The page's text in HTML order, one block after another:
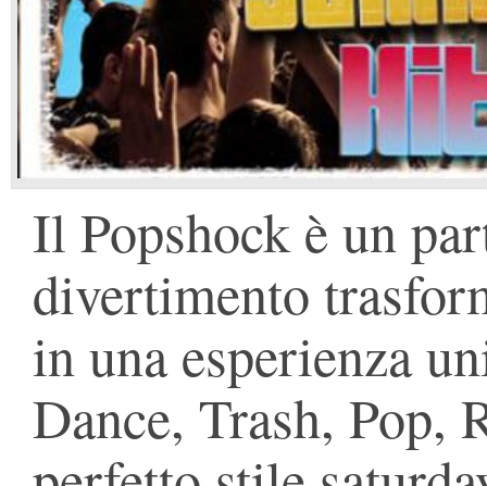
Il Popshock è un
divertimento
in una esperienza
Dance, Trash, Pop,